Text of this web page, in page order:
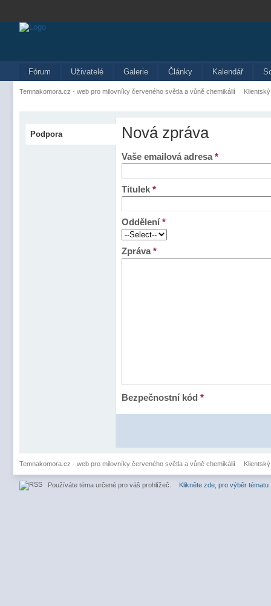
Fórum Uživatelé Galerie Články Kalendář
Temnakomora.cz - web pro milovníky červeného světla a vůně chemikálií
Podpora Nová zpráva
Vaše emailová adresa*
Titulek *
Oddělení*
Zpráva*
Bezpečnostní kód *
Temnakomora.cz - web pro milovníky červeného světla a vůně chemikálií
Používáte téma určené pro váš prohlížeč. Klikněte zde, pro výběr tématu